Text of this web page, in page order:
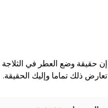
إن حقيقة وضع العطر في الثلاجة
تعارض ذلك تماما وإليك الحقيقة.